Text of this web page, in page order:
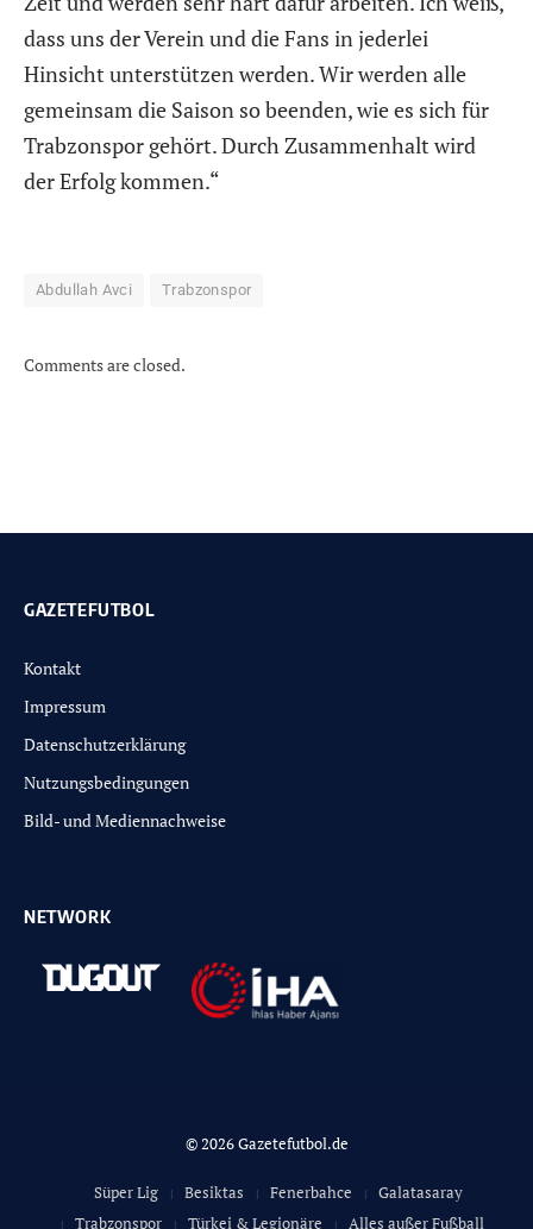
dass uns der Verein und die Fans in jederlei
Hinsicht unterstützen werden. Wir werden alle
gemeinsam die Saison so beenden, wie es sich für
Trabzonspor gehört. Durch Zusammenhalt wird
der Erfolg kommen.“
Abdullah Avci Trabzonspor
Comments are closed.
GAZETEFUTBOL
Kontakt
Impressum
Datenschutzerklärung
Nutzungsbedingungen
Bild- und Mediennachweise
NETWORK
© 2026 Gazetefutbol.de
Süper Lig Besiktas Fenerbahce
Galatasaray
Trabzonspor
Türkei & Legionäre Alles außer Fußball